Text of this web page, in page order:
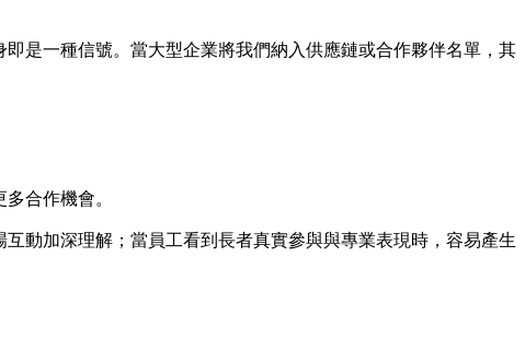
是一種信號。當大型企業將我們納入供應鏈或合作夥伴名單，其
合作機會。
動加深理解；當員工看到長者真實參與與專業表現時，容易產生